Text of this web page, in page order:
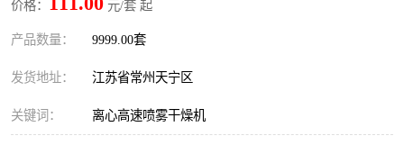
价格： 元/套 起
产品数量： 9999.00套
发货地址： 江苏省常州天宁区
关键词： 离心高速喷雾干燥机